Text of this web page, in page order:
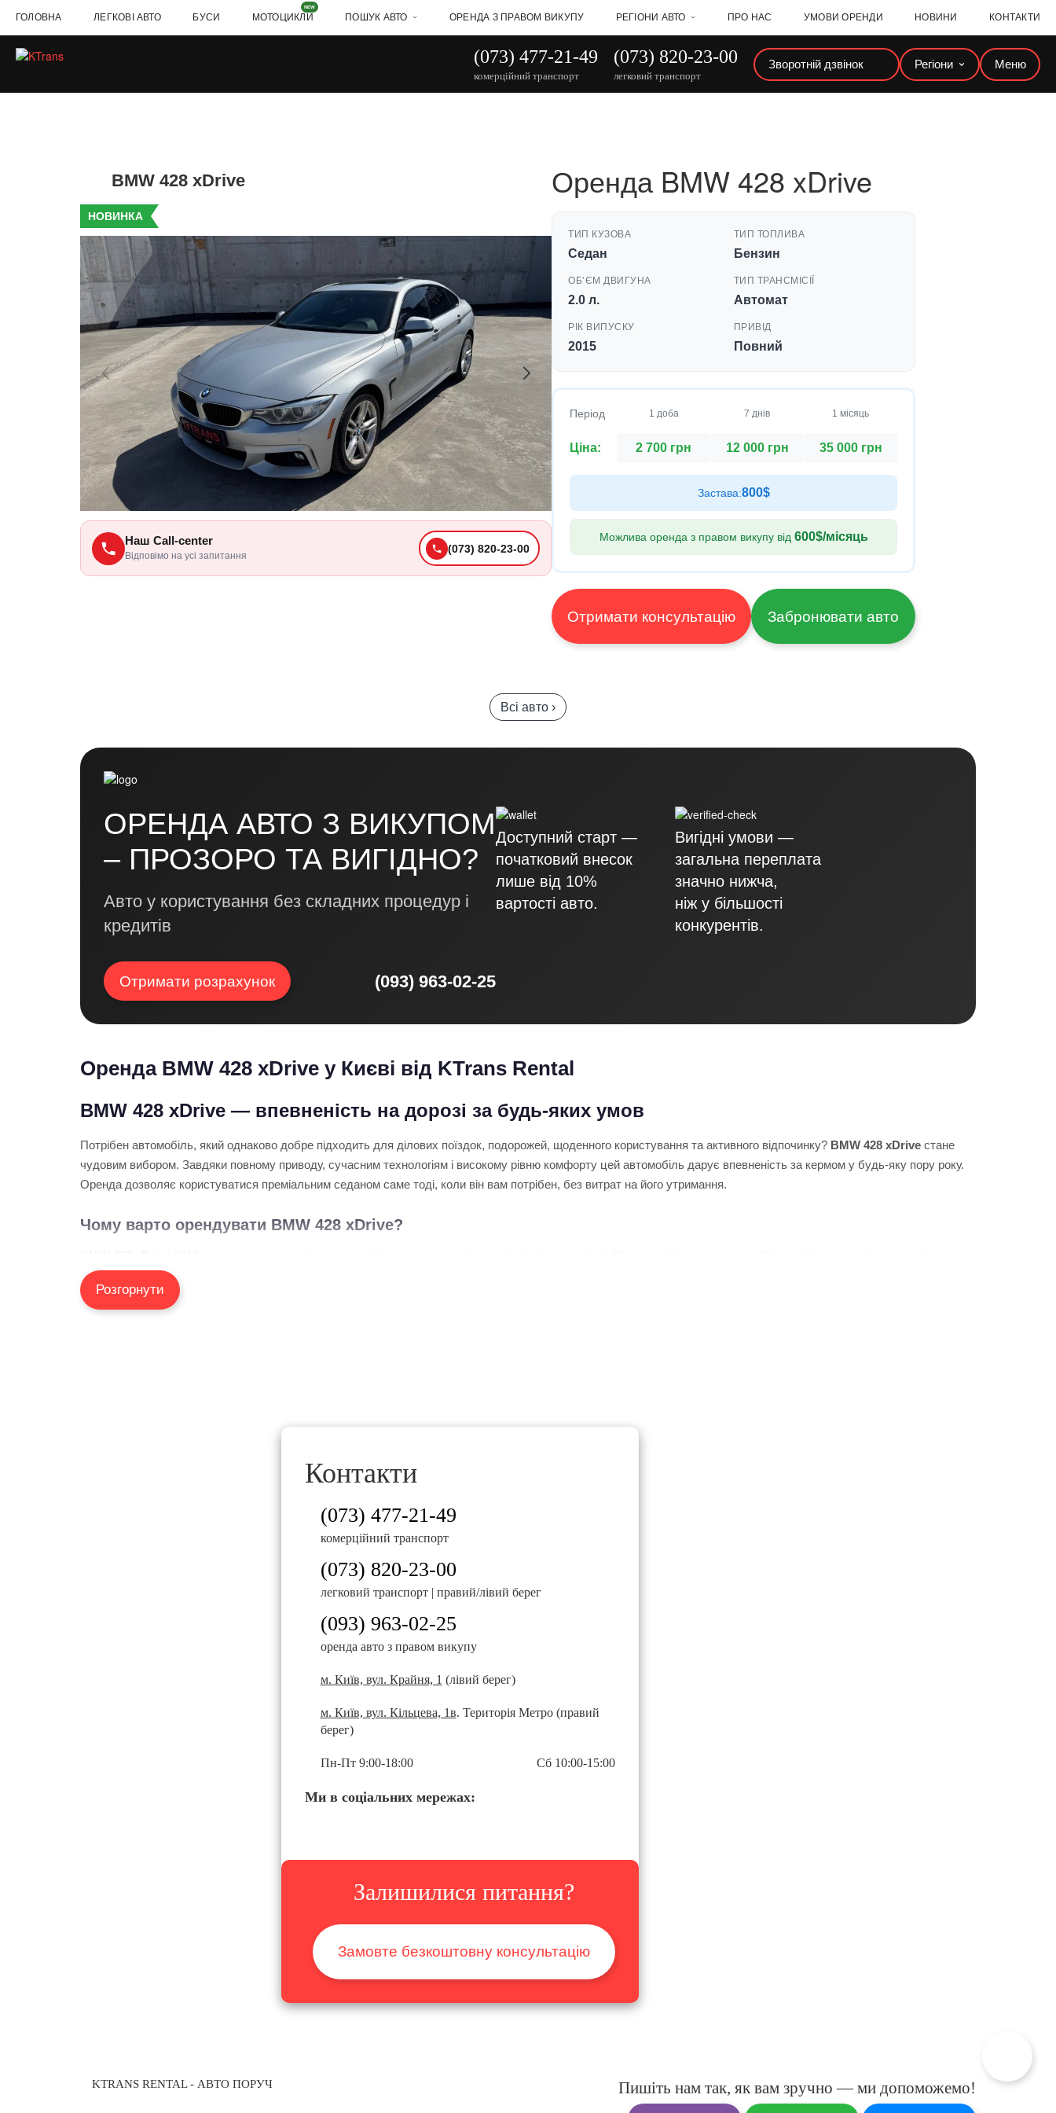
ГОЛОВНА ЛЕГКОВІ АВТО БУСИ
NEW
МОТОЦИКЛИ ПОШУК АВТО ОРЕНДА З ПРАВОМ ВИКУПУ РЕГІОНИ АВТО ПРО НАС УМОВИ ОРЕНДИ НОВИНИ КОНТАКТИ
(073) 477-21-49
комерційний транспорт
(073) 820-23-00
легковий транспорт
Зворотній дзвінок Регіони Меню
BMW 428 xDrive
НОВИНКА
Наш Call-center
Відповімо на усі запитання
(073) 820-23-00
Оренда BMW 428 xDrive
ТИП КУЗОВА
Седан
ТИП ТОПЛИВА
Бензин
ОБʼЄМ ДВИГУНА
2.0 л.
ТИП ТРАНСМІСІЇ
Автомат
РІК ВИПУСКУ
2015
ПРИВІД
Повний
Період 1 доба 7 днів 1 місяць
Ціна: 2 700 грн 12 000 грн 35 000 грн
Застава:800$
Можлива оренда з правом викупу від 600$/місяць
Отримати консультацію Забронювати авто
Всі авто ›
ОРЕНДА АВТО З ВИКУПОМ
– ПРОЗОРО ТА ВИГІДНО?
Авто у користування без складних процедур і
кредитів
Отримати розрахунок (093) 963-02-25
Доступний старт —
початковий внесок
лише від 10%
вартості авто.
Вигідні умови —
загальна переплата
значно нижча,
ніж у більшості
конкурентів.
Оренда BMW 428 xDrive у Києві від KTrans Rental
BMW 428 xDrive — впевненість на дорозі за будь-яких умов
Потрібен автомобіль, який однаково добре підходить для ділових поїздок, подорожей, щоденного користування та активного відпочинку? BMW 428 xDrive стане
чудовим вибором. Завдяки повному приводу, сучасним технологіям і високому рівню комфорту цей автомобіль дарує впевненість за кермом у будь-яку пору року.
Оренда дозволяє користуватися преміальним седаном саме тоді, коли він вам потрібен, без витрат на його утримання.
Чому варто орендувати BMW 428 xDrive?
дорогою та стабільність руху незалежно від погодних умов. Просторий салон із якісним оздобленням, ергономічне водійське місце та сучасне оснащення
створюють комфортну атмосферу навіть під час тривалих поїздок. Автомобіль швидко реагує на дії водія, забезпечуючи легке та прогнозоване керування. BMW
428 xDrive чудово підходить як для міських маршрутів, так і для подорожей трасами, де особливо цінується поєднання потужності, комфорту та безпеки.
автомобілі проходять регулярне технічне обслуговування;
чесні умови оренди без прихованих платежів;
преміальний рівень оснащення, сучасний дизайн і чудові ходові характеристики, щоб кожна поїздка приносила задоволення.
Розгорнути
Контакти
(073) 477-21-49
комерційний транспорт
(073) 820-23-00
легковий транспорт | правий/лівий берег
(093) 963-02-25
оренда авто з правом викупу
м. Київ, вул. Крайня, 1 (лівий берег)
м. Київ, вул. Кільцева, 1в. Територія Метро (правий
берег)
Пн-Пт 9:00-18:00 Сб 10:00-15:00
Ми в соціальних мережах:
Залишилися питання?
Замовте безкоштовну консультацію
KTRANS RENTAL- АВТО ПОРУЧ Пишіть нам так, як вам зручно — ми допоможемо!